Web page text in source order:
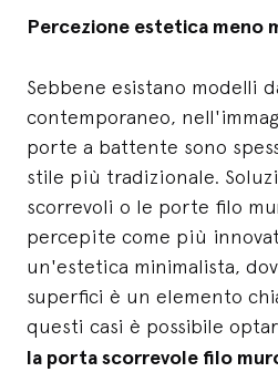
Percezione estetica meno
Sebbene esistano modelli
contemporaneo,
porte a battente sono
stile più tradizionale.
scorrevoli o le porte filo
percepite come più
un'estetica minimalista,
superfici è un elemento
questi casi è possibile
la porta scorrevole filo